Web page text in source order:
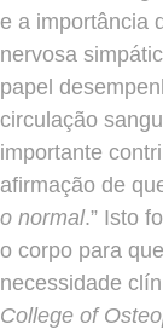
e a importância
nervosa
papel
circulação
importante
afirmação de
o normal.” Isto
o corpo para
necessidade
College of